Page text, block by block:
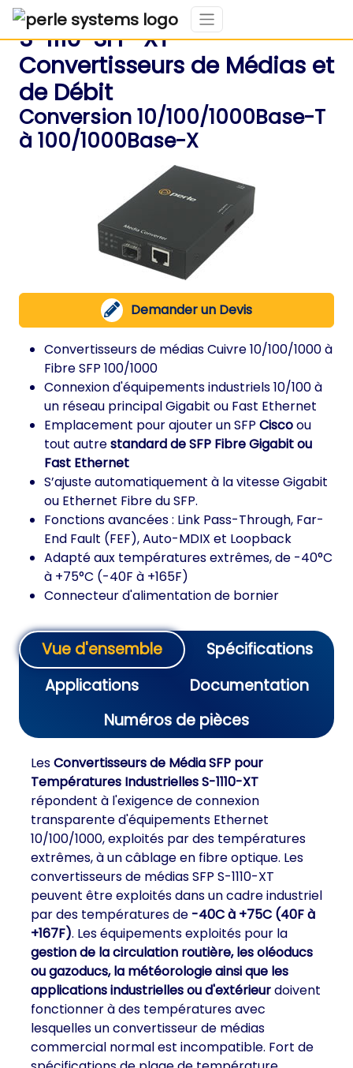
S-1110-SFP-XT
Convertisseurs de Médias et
de Débit
Conversion 10/100/1000Base-T
à 100/1000Base-X
Demander un Devis
Convertisseurs de médias Cuivre 10/100/1000 à
Fibre SFP 100/1000
Connexion d'équipements industriels 10/100 à
un réseau principal Gigabit ou Fast Ethernet
Emplacement pour ajouter un SFP Ciscoou
tout autrestandard de SFP Fibre Gigabit ou
Fast Ethernet
S’ajuste automatiquement à la vitesse Gigabit
ou Ethernet Fibre du SFP.
Fonctions avancées : Link Pass-Through, Far-
End Fault (FEF), Auto-MDIX et Loopback
Adapté aux températures extrêmes, de -40°C
à +75°C (-40F à +165F)
Connecteur d'alimentation de bornier
Vue d'ensemble
Spécifications
Applications
Documentation
Numéros de pièces
LesConvertisseurs de Média SFP pour
Températures Industrielles S-1110-XT
répondent à l'exigence de connexion
transparente d'équipements Ethernet
10/100/1000, exploités par des températures
extrêmes, à un câblage en fibre optique. Les
convertisseurs de médias SFP S-1110-XT
peuvent être exploités dans un cadre industriel
par des températures de -40C à +75C (40F à
+167F). Les équipements exploités pour la
gestion de la circulation routière, les oléoducs
ou gazoducs, la météorologie ainsi que les
applications industrielles ou d'extérieurdoivent
fonctionner à des températures avec
lesquelles un convertisseur de médias
commercial normal est incompatible. Fort de